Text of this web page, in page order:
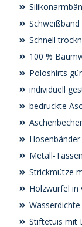
Schnell
100 %
Poloshirts
individuell
bedruckte
Metall-
Strickmütze
Holzwürfel in
Stiftetuis mit